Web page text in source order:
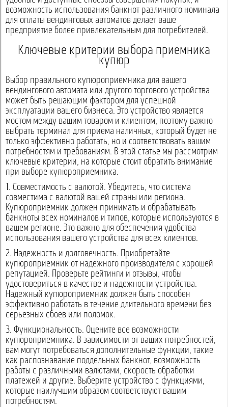
возможность использования банкнот различного номинала
для оплаты вендинговых автоматов делает ваше
предприятие более привлекательным для потребителей.
Ключевые критерии выбора приемника
купюр
Выбор правильного купюроприемника для вашего
вендингового автомата или другого торгового устройства
может быть решающим фактором для успешной
эксплуатации вашего бизнеса. Это устройство является
мостом между вашим товаром и клиентом, поэтому важно
выбрать терминал для приема наличных, который будет не
только эффективно работать, но и соответствовать вашим
потребностям и требованиям. В этой статье мы рассмотрим
ключевые критерии, на которые стоит обратить внимание
при выборе купюроприемника.
1. Совместимость с валютой. Убедитесь, что система
совместима с валютой вашей страны или региона.
Купюроприемник должен принимать и обрабатывать
банкноты всех номиналов и типов, которые используются в
вашем регионе. Это важно для обеспечения удобства
использования вашего устройства для всех клиентов.
2. Надежность и долговечность. Приобретайте
купюроприемник от надежного производителя с хорошей
репутацией. Проверьте рейтинги и отзывы, чтобы
удостовериться в качестве и надежности устройства.
Надежный купюроприемник должен быть способен
эффективно работать в течение длительного времени без
серьезных сбоев или поломок.
3. Функциональность. Оцените все возможности
купюроприемника. В зависимости от ваших потребностей,
вам могут потребоваться дополнительные функции, такие
как распознавание поддельных банкнот, возможность
работы с различными валютами, скорость обработки
платежей и другие. Выберите устройство с функциями,
которые наилучшим образом соответствуют вашим
потребностям.